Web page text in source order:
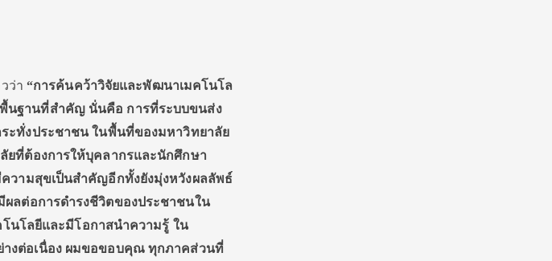
ว่า “การค้นคว้าวิจัยและพัฒนาเมคโนโล
นฐานที่สำคัญ นั่นคือ การที่ระบบขนส่ง
ะทั่งประชาชน ในพื้นที่ของมหาวิทยาลัย
ยที่ต้องการให้บุคลากรและนักศึกษา
วามสุขเป็นสำคัญอีกทั้งยังมุ่งหวังผลลัพธ์
ผลต่อการดำรงชีวิตของประชาชนใน
โนโลยีและมีโอกาสนำความรู้ ใน
งต่อเนื่อง ผมขอขอบคุณ ทุกภาคส่วนที่